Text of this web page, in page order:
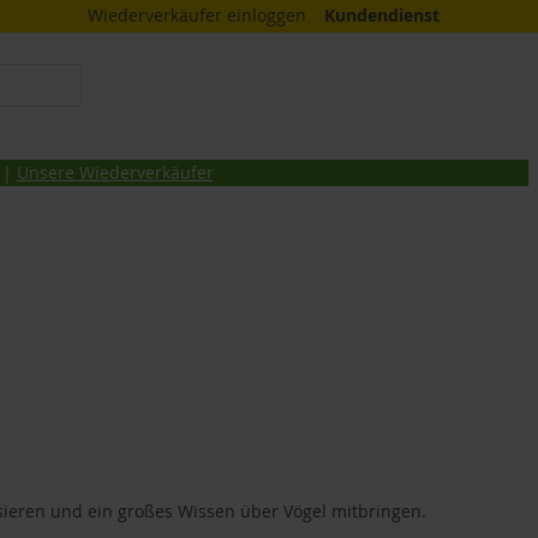
Wiederverkäufer einloggen Kundendienst
Unsere Wiederverkäufer
und ein großes Wissen über Vögel mitbringen.